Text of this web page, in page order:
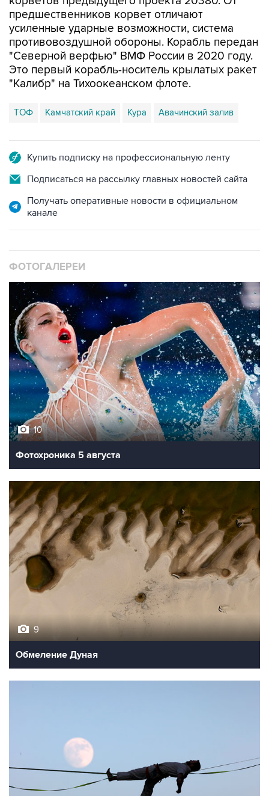
предшественников корвет отличают
усиленные ударные возможности, система
противовоздушной обороны. Корабль передан
"Северной верфью" ВМФ России в 2020 году.
Это первый корабль-носитель крылатых ракет
"Калибр" на Тихоокеанском флоте.
ТОФ Камчатский край Кура Авачинский залив
Купить подписку на профессиональную ленту
Подписаться на рассылку главных новостей сайта
Получать оперативные новости в официальном
канале
ФОТОГАЛЕРЕИ
10
Фотохроника 5 августа
9
Обмеление Дуная